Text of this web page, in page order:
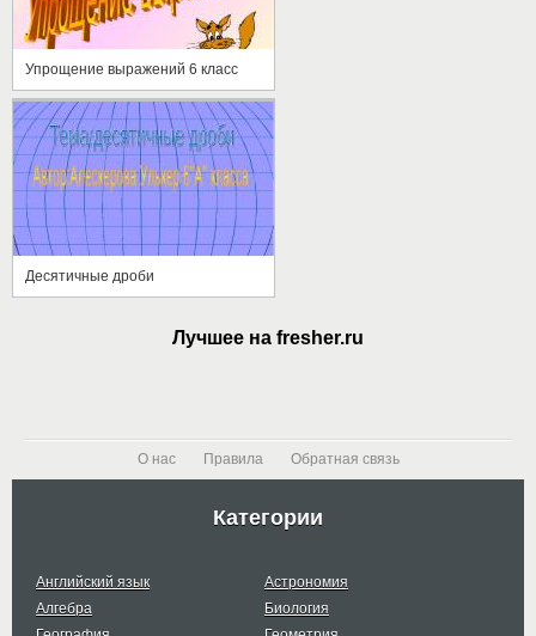
Упрощение выражений 6 класс
Десятичные дроби
Лучшее на fresher.ru
О нас Правила Обратная связь
Категории
Английский язык
Астрономия
Алгебра
Биология